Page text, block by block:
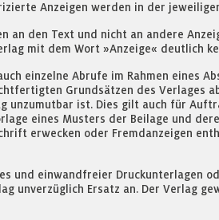
Anzeigen werden in der
an den Text und nicht an andere
mit dem Wort »Anzeige« deutlich
einzelne Abrufe im Rahmen eines
Grundsätzen des Verlages
unzumutbar ist. Dies gilt auch für
eines Musters der Beilage und
erwecken oder Fremdanzeigen
und einwandfreier Druckunterlagen
unverzüglich Ersatz an. Der Verlag